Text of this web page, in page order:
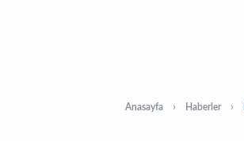
Anasayfa Haberler